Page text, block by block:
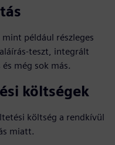
például részleges
teszt, integrált
még sok más.
költségek
költség a rendkívül
miatt.